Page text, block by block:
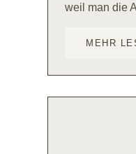
weil man die
MEHR